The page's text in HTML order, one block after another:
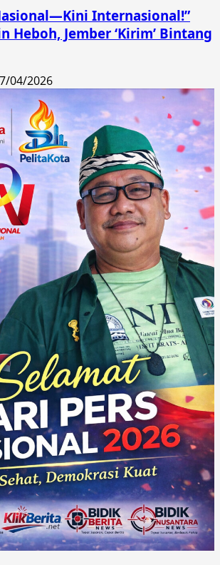
Internasional!”
Heboh, Jember ‘Kirim’ Bintang
04/2026